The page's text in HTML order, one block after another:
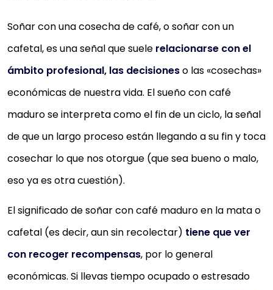
Soñar con una cosecha de café, o soñar con un
cafetal, es una señal que suele relacionarse con el
ámbito profesional, las decisioneso las «cosechas»
económicas de nuestra vida. El sueño con café
maduro se interpreta como el fin de un ciclo, la señal
de que un largo proceso están llegando a su fin y toca
cosechar lo que nos otorgue (que sea bueno o malo,
eso ya es otra cuestión).
El significado de soñar con café maduro en la mata o
cafetal (es decir, aun sin recolectar) tiene que ver
con recoger recompensas, por lo general
económicas. Si llevas tiempo ocupado o estresado